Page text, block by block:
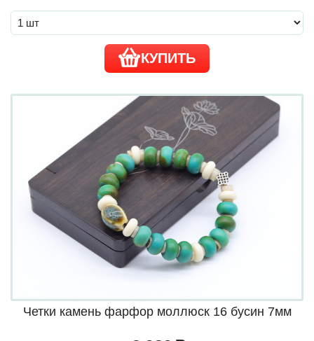
КУПИТЬ
Четки камень фарфор моллюск 16 бусин 7мм